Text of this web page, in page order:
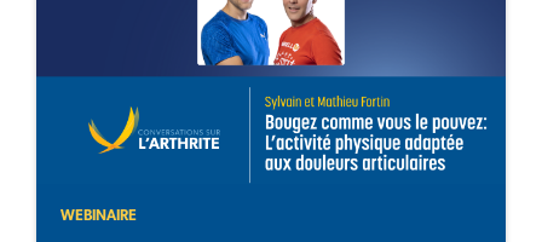
WEBINAIRE